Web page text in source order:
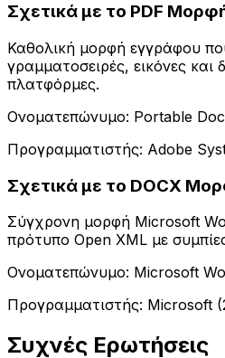
Σχετικά με το PDF
Καθολική μορφή εγγράφου
γραμματοσειρές, εικόνες και
πλατφόρμες.
Ονοματεπώνυμο: Portable
Προγραμματιστής: Adobe
Σχετικά με το DOCX
Σύγχρονη μορφή Microsoft
πρότυπο Open XML με
Ονοματεπώνυμο: Microsoft
Προγραμματιστής: Microsoft
Συχνές Ερωτήσεις